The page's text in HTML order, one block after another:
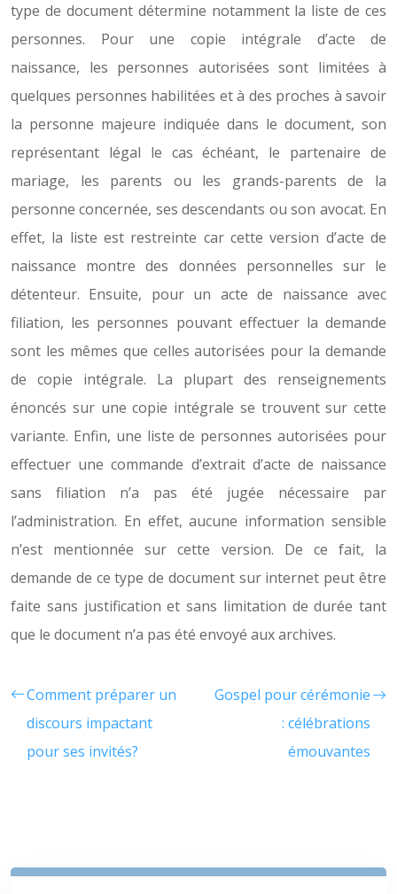
type de document détermine notamment la liste de ces
personnes. Pour une copie intégrale d’acte de
naissance, les personnes autorisées sont limitées à
quelques personnes habilitées et à des proches à savoir
la personne majeure indiquée dans le document, son
représentant légal le cas échéant, le partenaire de
mariage, les parents ou les grands-parents de la
personne concernée, ses descendants ou son avocat. En
effet, la liste est restreinte car cette version d’acte de
naissance montre des données personnelles sur le
détenteur. Ensuite, pour un acte de naissance avec
filiation, les personnes pouvant effectuer la demande
sont les mêmes que celles autorisées pour la demande
de copie intégrale. La plupart des renseignements
énoncés sur une copie intégrale se trouvent sur cette
variante. Enfin, une liste de personnes autorisées pour
effectuer une commande d’extrait d’acte de naissance
sans filiation n’a pas été jugée nécessaire par
l’administration. En effet, aucune information sensible
n’est mentionnée sur cette version. De ce fait, la
demande de ce type de document sur internet peut être
faite sans justification et sans limitation de durée tant
que le document n’a pas été envoyé aux archives.
Comment préparer un
discours impactant
pour ses invités?
Gospel pour cérémonie
: célébrations
émouvantes